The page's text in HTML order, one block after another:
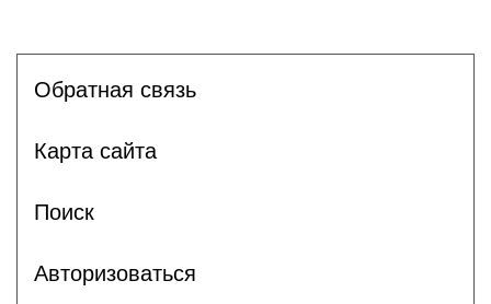
Обратная связь
Карта сайта
Поиск
Авторизоваться